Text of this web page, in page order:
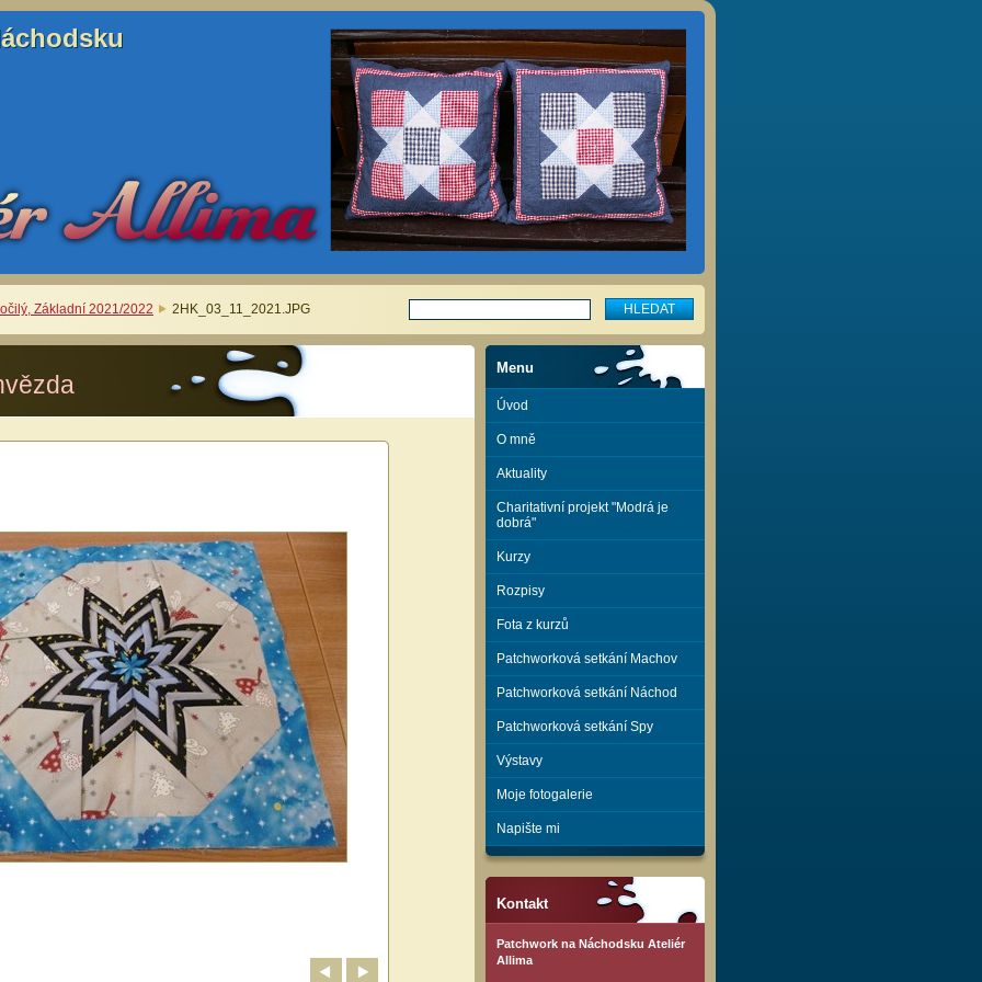
Základní 2021/2022 2HK_03_11_2021.JPG
Menu
Úvod
O mně
Aktuality
Charitativní projekt "Modrá je
dobrá"
Kurzy
Rozpisy
Fota z kurzů
Patchworková setkání Machov
Patchworková setkání Náchod
Patchworková setkání Spy
Výstavy
Moje fotogalerie
Napište mi
Kontakt
Patchwork na Náchodsku Ateliér
Allima